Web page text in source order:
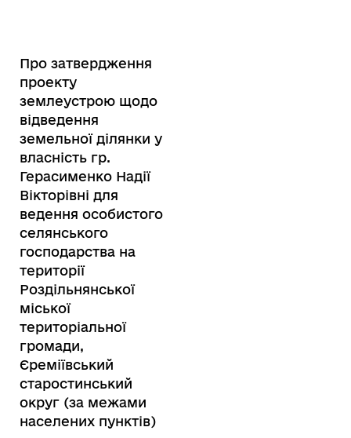
Про затвердження
проекту
землеустрою щодо
відведення
земельної ділянки у
власність гр.
Герасименко Надії
Вікторівні для
ведення особистого
селянського
господарства на
території
Роздільнянської
міської
територіальної
громади,
Єреміївський
старостинський
округ (за межами
населених пунктів)